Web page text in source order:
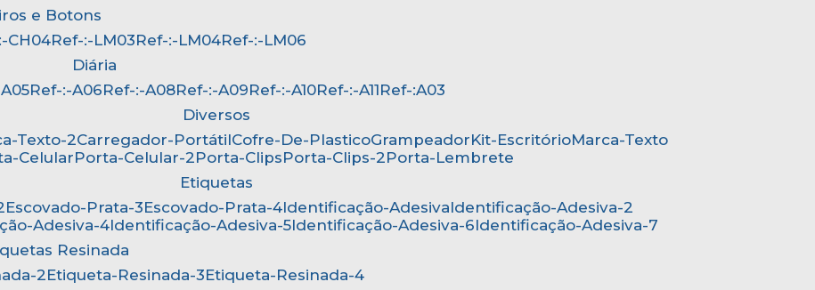
e Botons
:-CH04 Ref-:-LM03 Ref-:-LM04
Ref-:-LM06
Diária
A05 Ref-:-A06 Ref-:-A08 Ref-:-A09 Ref-:-A10 Ref-:-A11
Ref-:A03
Diversos
Texto-2 Carregador-Portátil Cofre-De-Plastico Grampeador Kit-Escritório
Marca-Texto
Celular Porta-Celular-2 Porta-Clips Porta-Clips-2
Porta-Lembrete
Etiquetas
Escovado-Prata-3 Escovado-Prata-4 Identificação-Adesiva Identificação-Adesiva-2
Adesiva-4 Identificação-Adesiva-5 Identificação-Adesiva-6 Identificação-Adesiva-7
Resinada
2 Etiqueta-Resinada-3
Etiqueta-Resinada-4